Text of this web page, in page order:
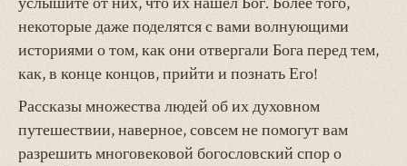
некоторые даже поделятся с вами волнующими
историями о том, как они отвергали Бога перед тем,
как, в конце концов, прийти и познать Его!
Рассказы множества людей об их духовном
путешествии, наверное, совсем не помогут вам
разрешить многовековой богословский спор о